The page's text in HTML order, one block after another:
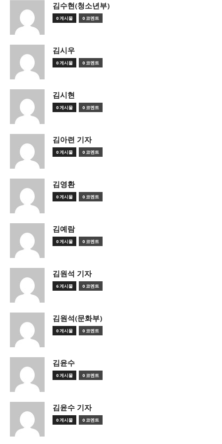
김수현(청소년부)
0 게시물 0 코멘트
김시우
0 게시물 0 코멘트
김시현
0 게시물 0 코멘트
김아련 기자
0 게시물 0 코멘트
김영환
0 게시물 0 코멘트
김예람
0 게시물 0 코멘트
김원석 기자
6 게시물 0 코멘트
김원석(문화부)
0 게시물 0 코멘트
김윤수
0 게시물 0 코멘트
김윤수 기자
0 게시물 0 코멘트